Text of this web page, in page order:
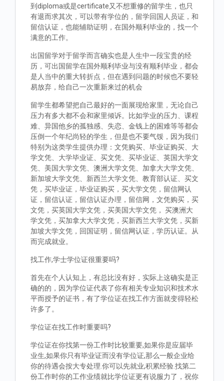
到diploma或是certificate又不想重修的留学生，也只
有退而求其次，可以带有学位的，留学回国人员证，和
留信认证，也能辅助证明，在国外顺利毕业的，找一个
满意的工作。
出国留学对于留学而言确实也是人生中一段宝贵的经
历，可出国留学在国外顺利毕业与没有顺利毕业，都会
是人当中的重大转折点，但在遇到问题的时候也不要轻
易放弃，给自己一次重新来过的机会
留学生都希望把自己最好的一面展现给家里，无论自己
压力有多大都不会和家里倾诉。比如学业的压力、课程
难、异国他乡的孤独感、失恋、金钱上的困难等等都会
压倒一个年纪尚轻的学生，但是也不要气馁，因为我们
特别为这类学生提供办理：文凭购买、毕业证购买、大
学文凭、大学毕业证、买文凭、买毕业证、英国大学文
凭、美国大学文凭、澳洲大学文凭、加拿大大学文凭、
新加坡大学文凭、新西兰大学文凭、教育部认证、买文
凭，买毕业证，毕业证购买，买大学文凭，留信网认
证，留信认证，留信认证办理，留信网，文凭购买，买
文凭，买英国大学文凭，买美国大学文凭， 买澳洲大
学文凭，买加拿大大学文凭，买新西兰大学文凭，买新
加坡大学文凭，回国证明，留信网认证，学历认证。从
而完成就业。
找工作,学士学位证很重要吗?
首先在个人认知上，有总比没有好，实际上这确实是正
确的的，因为学位证代表了你有相关专业知识和技术水
平而授予的证书，有了学位证在找工作方面就变得轻松
许多了。
学位证在找工作时重要吗?
学位证在你找第一份工作时比较重要,如果你是应届毕
业生,如果你只有毕业证而没有学位证,那么一般企业给
你的待遇会按大专处理.你可以先就业,积累经验.找第二
份工作时你的工作业绩就比学位证更有说服力了，祝你